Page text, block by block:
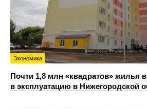
Экономика
Почти 1,8 млн «квадратов» жилья
в эксплуатацию в Нижегородской